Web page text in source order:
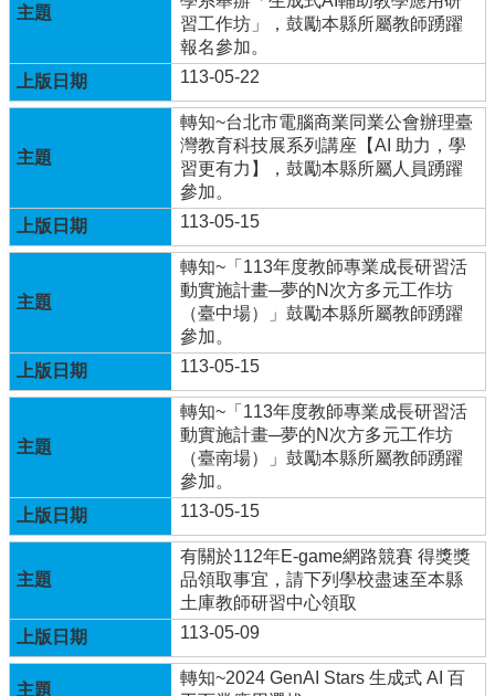
室
程
專
校
E
化
校
相
網
頁
校
關
辦
法
規
定
縣
府
訪
習工作坊」，鼓勵本縣所屬教師踴躍
報名參加。
113-05-22
轉知~台北市電腦商業同業公會辦理臺
灣教育科技展系列講座【AI 助力，學
習更有力】，鼓勵本縣所屬人員踴躍
參加。
113-05-15
轉知~「113年度教師專業成長研習活
動實施計畫─夢的N次方多元工作坊
（臺中場）」鼓勵本縣所屬教師踴躍
參加。
113-05-15
轉知~「113年度教師專業成長研習活
動實施計畫─夢的N次方多元工作坊
（臺南場）」鼓勵本縣所屬教師踴躍
參加。
113-05-15
有關於112年E-game網路競賽 得獎獎
品領取事宜，請下列學校盡速至本縣
土庫教師研習中心領取
113-05-09
轉知~2024 GenAI Stars 生成式 AI 百